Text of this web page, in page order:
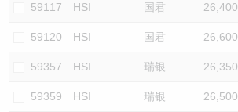
59117 HSI 国君 26,400
59120 HSI 国君 26,600
59357 HSI 瑞银 26,350
59359 HSI 瑞银 26,500